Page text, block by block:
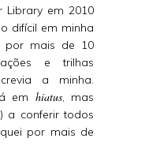
Library em 2010
difícil em minha
por mais de 10
e trilhas
a minha.
em hiatus, mas
a conferir todos
por mais de